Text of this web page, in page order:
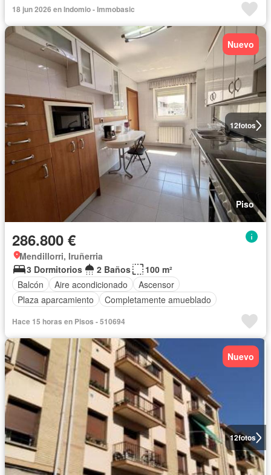
18 jun 2026 en Indomio - Immobasic
12fotos
Nuevo
Piso
286.800 €
Mendillorri, Iruñerria
3 Dormitorios
2 Baños
100 m²
Balcón
Aire acondicionado
Ascensor
Plaza aparcamiento
Completamente amueblado
Hace 15 horas en Pisos - 510694
12fotos
Nuevo